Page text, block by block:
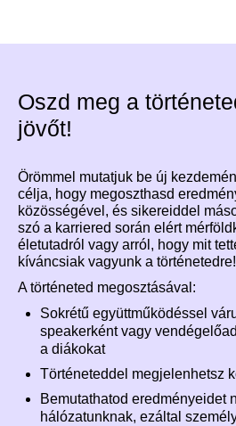
Oszd meg a
jövőt!
Örömmel mutatjuk be új
célja, hogy megoszthasd
közösségével, és sikereiddel
szó a karriered során elért
életutadról vagy arról, hogy mit
kíváncsiak vagyunk a történetedre!
A történeted megosztásával:
Sokrétű együttműködéssel
speakerként vagy
a diákokat
Történeteddel megjelenhetsz
Bemutathatod eredményeidet
hálózatunknak, ezáltal